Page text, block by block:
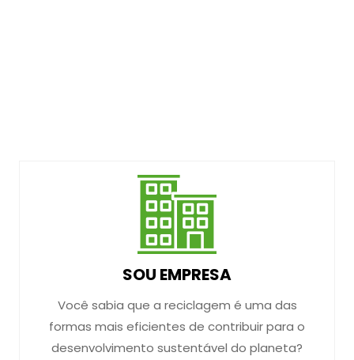
SOU EMPRESA
Você sabia que a reciclagem é uma das
formas mais eficientes de contribuir para o
desenvolvimento sustentável do planeta?